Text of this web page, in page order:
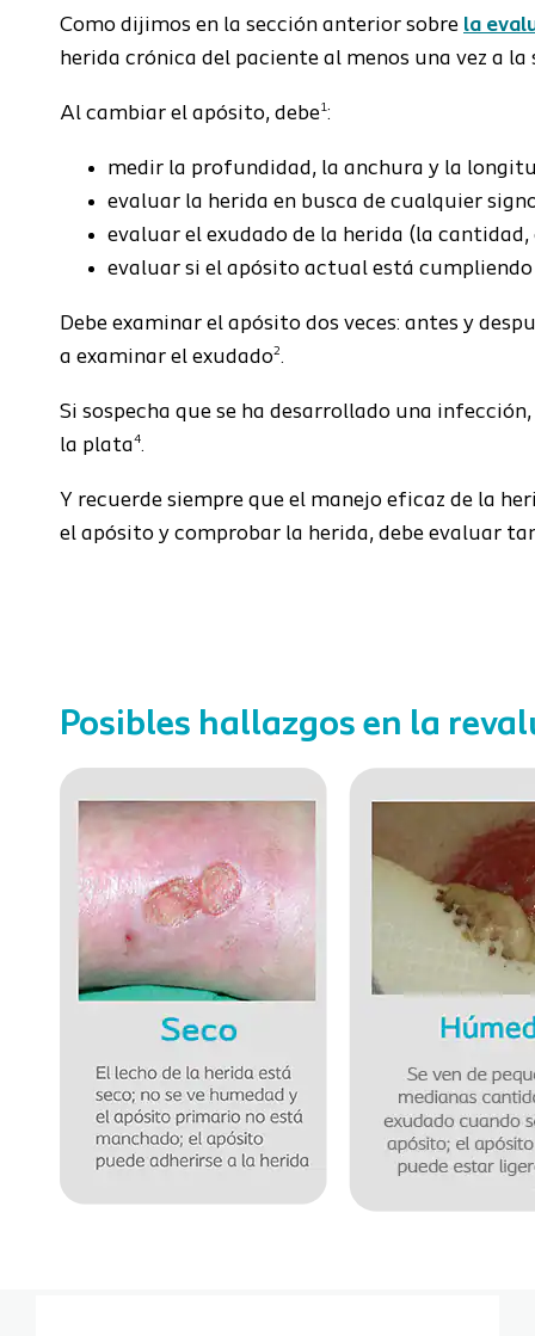
Como dijimos en la sección anterior sobre la
herida crónica del paciente al menos una vez a
Al cambiar el apósito, debe1:
medir la profundidad, la anchura y la
evaluar la herida en busca de cualquier
evaluar el exudado de la herida (la
evaluar si el apósito actual está
Debe examinar el apósito dos veces: antes y
a examinar el exudado2.
Si sospecha que se ha desarrollado una
la plata4.
Y recuerde siempre que el manejo eficaz de la
el apósito y comprobar la herida, debe evaluar
Posibles hallazgos en la